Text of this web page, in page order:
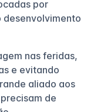
por
desenvolvimento
nas feridas,
e evitando
aliado aos
de